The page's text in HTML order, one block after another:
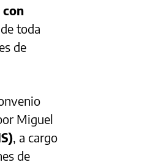
toda
de
Miguel
, a cargo
de